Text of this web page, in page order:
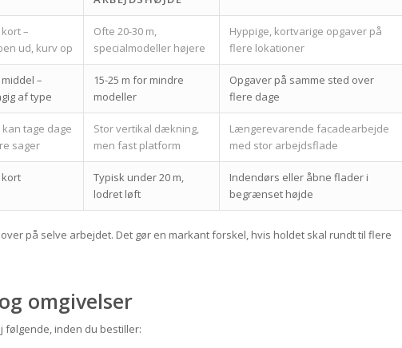
–
ud, kurv op
Ofte 20-30 m,
specialmodeller højere
Hyppige, kortvarige opgaver på
flere lokationer
–
af type
15-25 m for mindre
modeller
Opgaver på samme sted over
flere dage
kan tage dage
sager
Stor vertikal dækning,
men fast platform
Længerevarende facadearbejde
med stor arbejdsflade
kort
Typisk under 20 m,
lodret løft
Indendørs eller åbne flader i
begrænset højde
på selve arbejdet. Det gør en markant forskel, hvis holdet skal rundt til flere
omgivelser
følgende, inden du bestiller: